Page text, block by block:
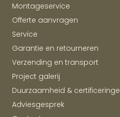
Montageservice
Offerte aanvragen
Service
Garantie en retourneren
Verzending en transport
Project galerij
Duurzaamheid &
Adviesgesprek